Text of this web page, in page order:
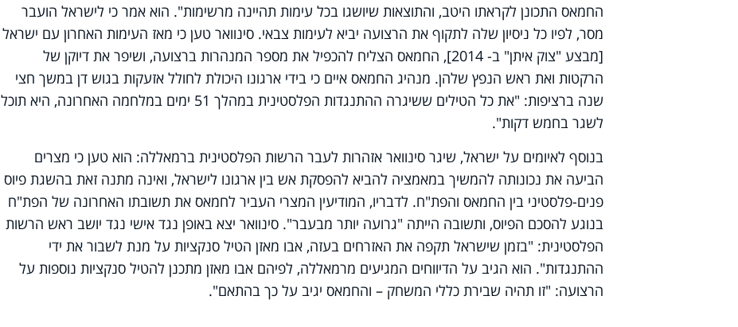
החמאס התכונן לקראתו היטב, והתוצאות שיושגו בכל עימות תהיינה מרשימות". הוא אמר כי לישראל הועבר
מסר, לפיו כל ניסיון שלה לתקוף את הרצועה יביא לעימות צבאי. סינוואר טען כי מאז העימות האחרון עם ישראל
[מבצע "צוק איתן" ב- 2014], החמאס הצליח להכפיל את מספר המנהרות ברצועה, ושיפר את דיוקן של
הרקטות ואת ראש הנפץ שלהן. מנהיג החמאס איים כי בידי ארגונו היכולת לחולל אזעקות בגוש דן במשך חצי
שנה ברציפות: "את כל הטילים ששיגרה ההתנגדות הפלסטינית במהלך 51 ימים במלחמה האחרונה, היא תוכל
לשגר בחמש דקות".
בנוסף לאיומים על ישראל, שיגר סינוואר אזהרות לעבר הרשות הפלסטינית ברמאללה: הוא טען כי מצרים
הביעה את נכונותה להמשיך במאמציה להביא להפסקת אש בין ארגונו לישראל, ואינה מתנה זאת בהשגת פיוס
פנים-פלסטיני בין החמאס והפת"ח. לדבריו, המודיעין המצרי העביר לחמאס את תשובתו האחרונה של הפת"ח
בנוגע להסכם הפיוס, ותשובה הייתה "גרועה יותר מבעבר". סינוואר יצא באופן נגד אישי נגד יושב ראש הרשות
הפלסטינית: "בזמן שישראל תקפה את האזרחים בעזה, אבו מאזן הטיל סנקציות על מנת לשבור את ידי
ההתנגדות". הוא הגיב על הדיווחים המגיעים מרמאללה, לפיהם אבו מאזן מתכנן להטיל סנקציות נוספות על
הרצועה: "זו תהיה שבירת כללי המשחק – והחמאס יגיב על כך בהתאם".